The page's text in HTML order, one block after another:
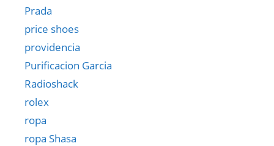
Prada
price shoes
providencia
Purificacion Garcia
Radioshack
rolex
ropa
ropa Shasa